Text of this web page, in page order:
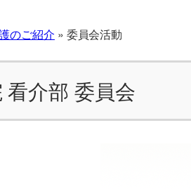
のご紹介 » 委員会活動
介部 委員会